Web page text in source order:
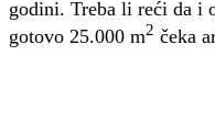
godini. Treba li reći da i
gotovo 25.000 m2 čeka